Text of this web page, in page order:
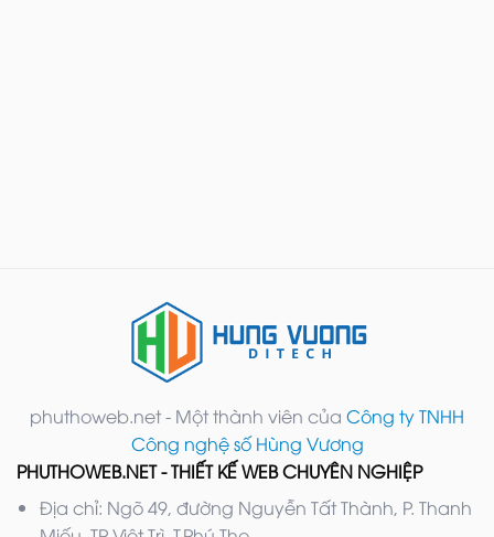
phuthoweb.net - Một thành viên của Công ty TNHH
Công nghệ số Hùng Vương
PHUTHOWEB.NET - THIẾT KẾ WEB CHUYÊN NGHIỆP
Địa chỉ: Ngõ 49, đường Nguyễn Tất Thành, P. Thanh